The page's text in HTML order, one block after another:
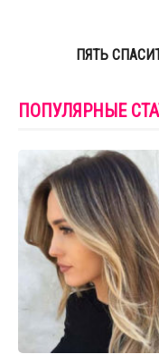
ПЯТЬ
ПОПУЛЯРНЫЕ